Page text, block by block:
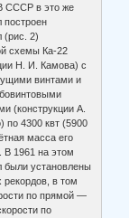
СССР в это же
(рис. 2)
схемы Ка-22
Н. И. Камова) с
винтами и
(конструкции А.
по 4300 квт (5900
масса его
В 1961 на этом
были установлены
в том
по прямой —
по